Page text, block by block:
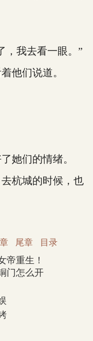
我去看一眼。”
他们说道。
们的情绪。
杭城的时候，也
尾章 目录
帝重生！
门怎么开